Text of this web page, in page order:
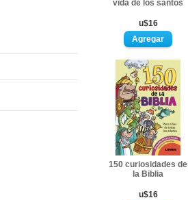
vida de los santos
u$16
150 curiosidades de
la Biblia
u$16